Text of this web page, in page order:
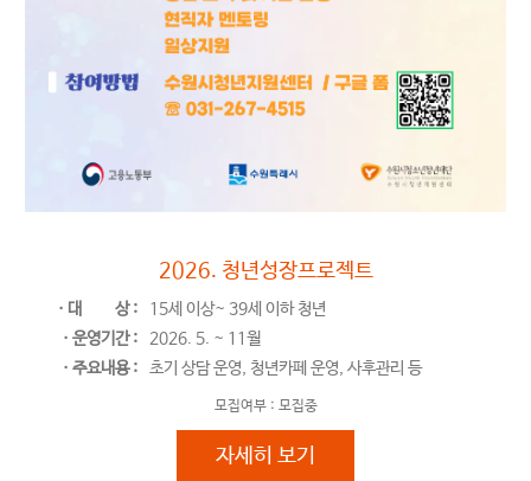
2026. 청년성장프로젝트
ㆍ대 상 :
15세 이상~ 39세 이하 청년
ㆍ운영기간 :
2026. 5. ~ 11월
ㆍ주요내용 :
초기 상담 운영, 청년카페 운영, 사후관리 등
모집여부 : 모집중
2026. 청년성장프로젝트
자세히 보기